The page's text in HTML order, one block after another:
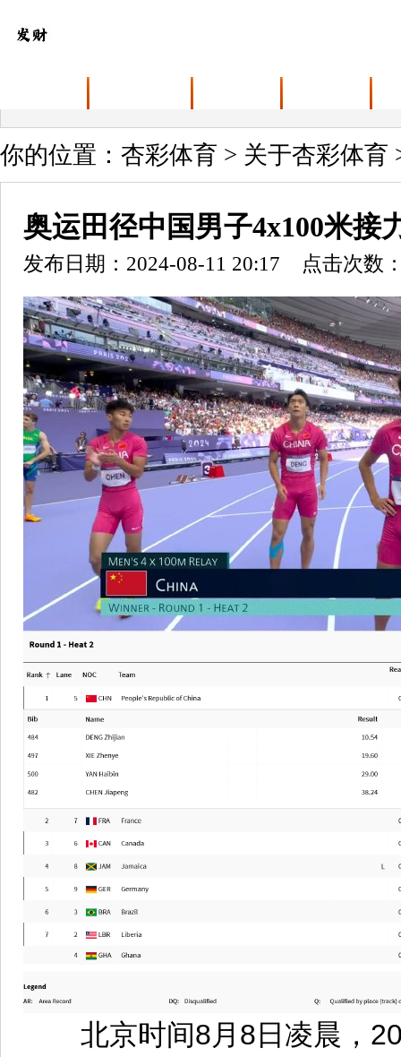
你的位置： 杏彩体育 > 关于杏彩体育
奥运田径中国男子4x100米接
发布日期：2024-08-11 20:17 点击次数
北京时间8月8日凌晨，